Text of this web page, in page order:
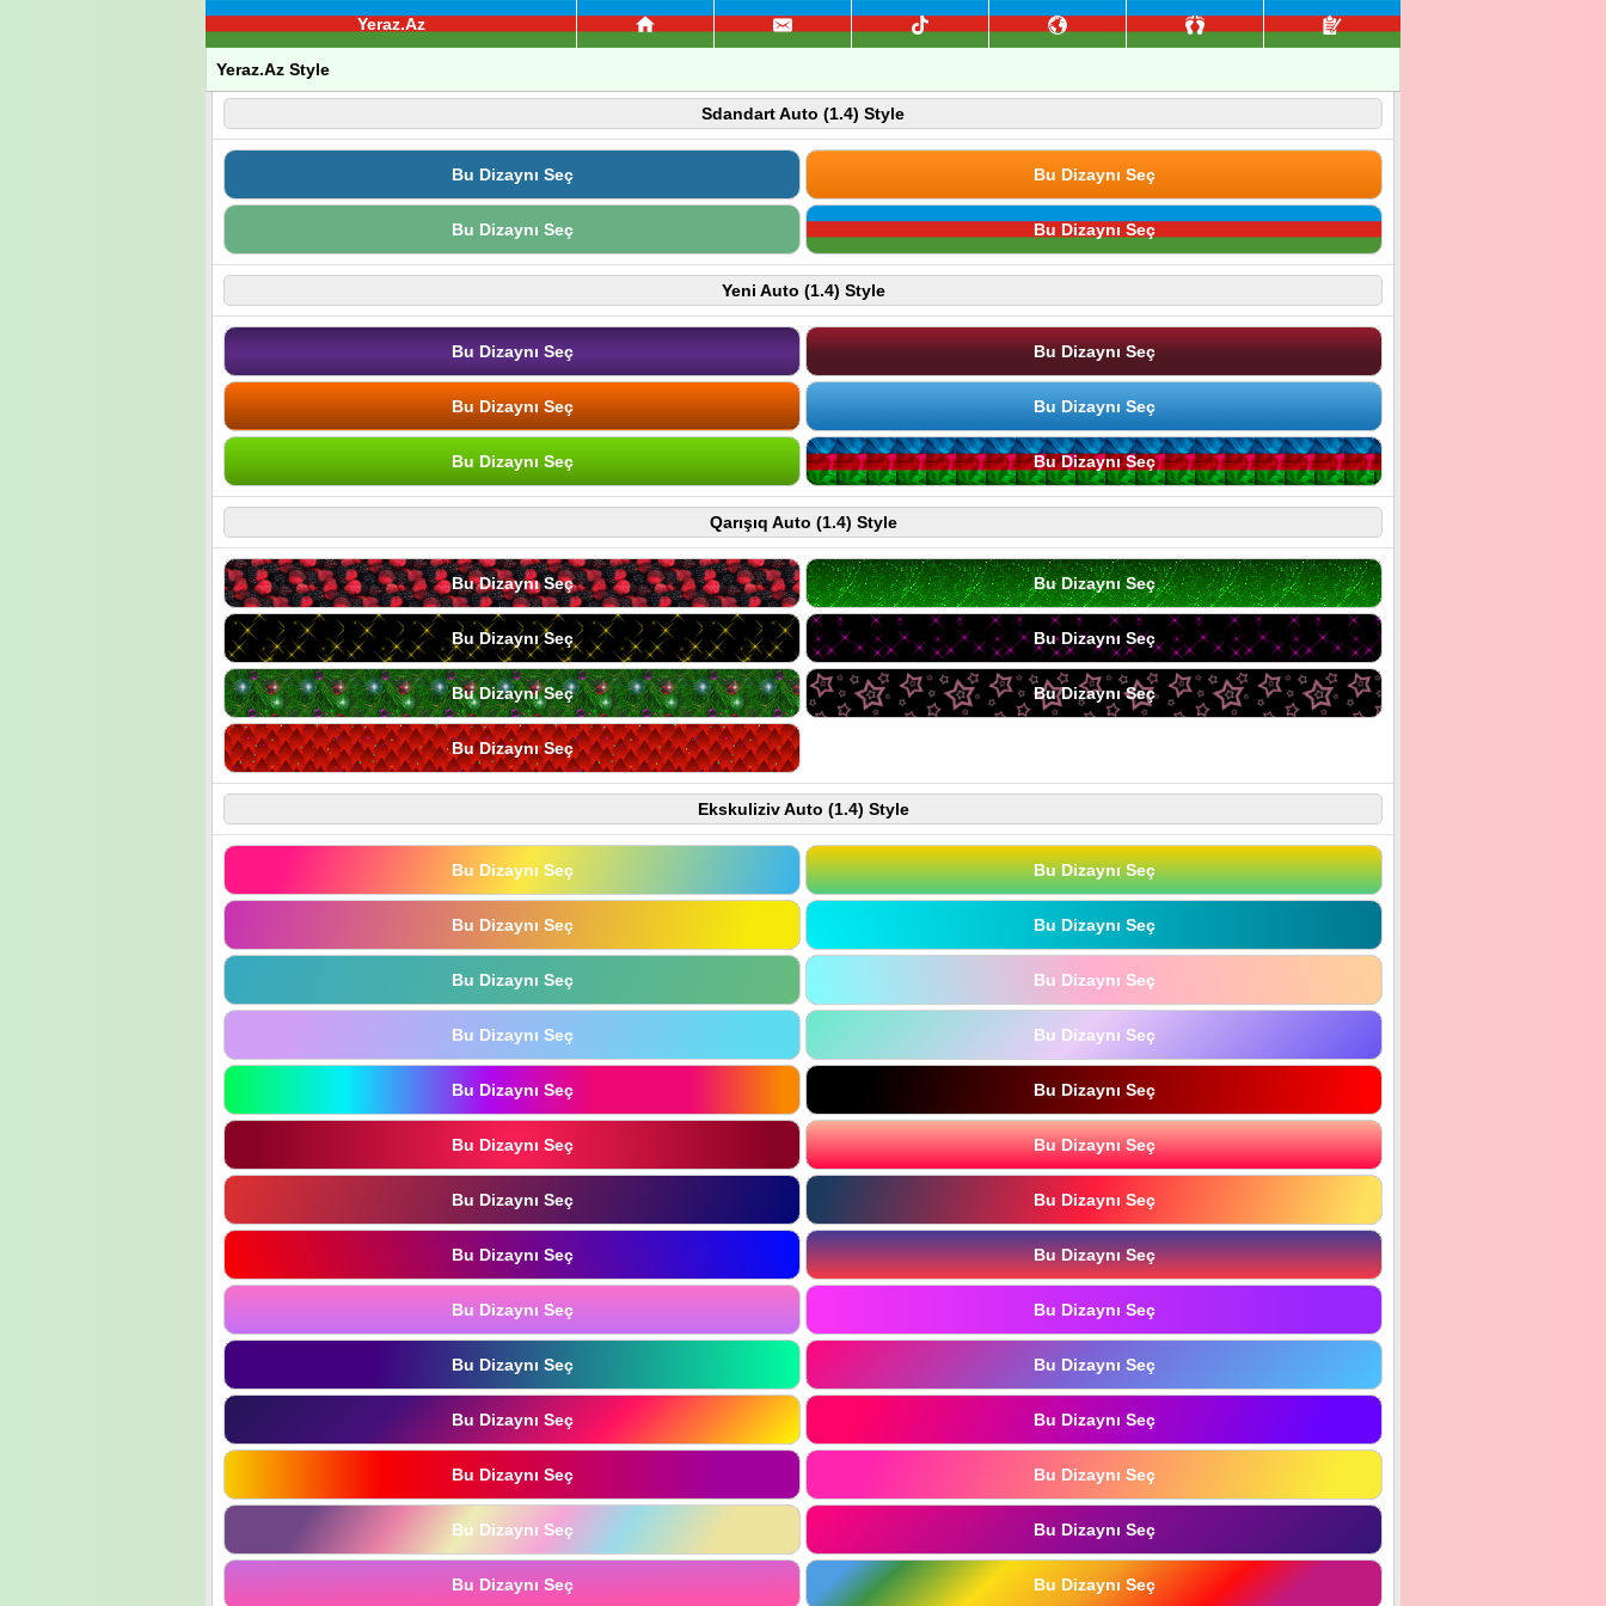
Yeraz.Az
Yeraz.Az Style
Sdandart Auto (1.4) Style
Bu Dizaynı Seç Bu Dizaynı Seç
Bu Dizaynı Seç Bu Dizaynı Seç
Yeni Auto (1.4) Style
Bu Dizaynı Seç Bu Dizaynı Seç
Bu Dizaynı Seç Bu Dizaynı Seç
Bu Dizaynı Seç Bu Dizaynı Seç
Qarışıq Auto (1.4) Style
Bu Dizaynı Seç Bu Dizaynı Seç
Bu Dizaynı Seç Bu Dizaynı Seç
Bu Dizaynı Seç Bu Dizaynı Seç
Bu Dizaynı Seç
Ekskuliziv Auto (1.4) Style
Bu Dizaynı Seç Bu Dizaynı Seç
Bu Dizaynı Seç Bu Dizaynı Seç
Bu Dizaynı Seç Bu Dizaynı Seç
Bu Dizaynı Seç Bu Dizaynı Seç
Bu Dizaynı Seç Bu Dizaynı Seç
Bu Dizaynı Seç Bu Dizaynı Seç
Bu Dizaynı Seç Bu Dizaynı Seç
Bu Dizaynı Seç Bu Dizaynı Seç
Bu Dizaynı Seç Bu Dizaynı Seç
Bu Dizaynı Seç Bu Dizaynı Seç
Bu Dizaynı Seç Bu Dizaynı Seç
Bu Dizaynı Seç Bu Dizaynı Seç
Bu Dizaynı Seç Bu Dizaynı Seç
Bu Dizaynı Seç Bu Dizaynı Seç